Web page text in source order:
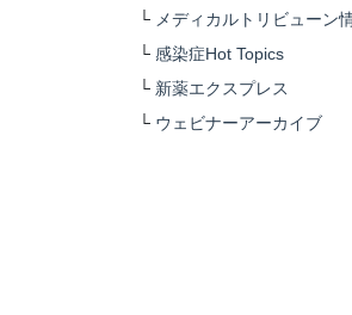
└ メディカルトリビューン
└ 感染症Hot Topics
└ 新薬エクスプレス
└ ウェビナーアーカイブ